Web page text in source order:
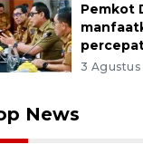
Pemkot
3 Agustus
News